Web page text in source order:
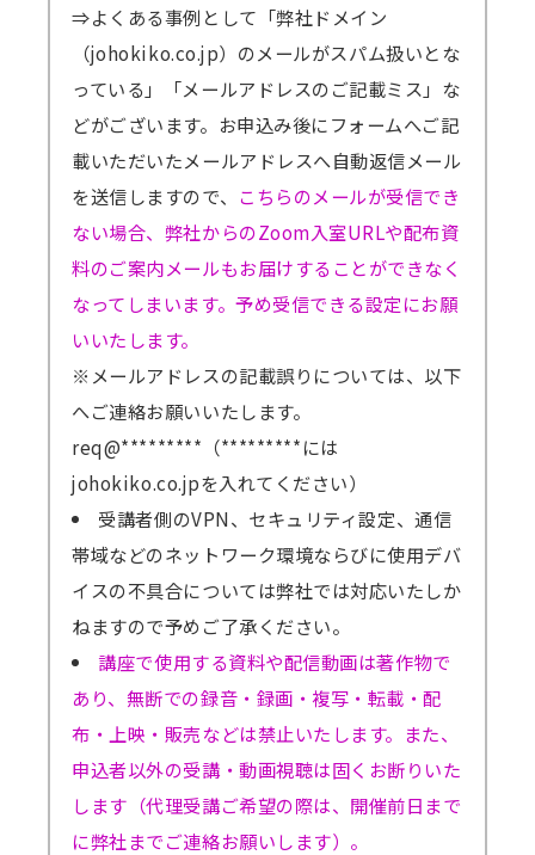
⇒よくある事例として「弊社ドメイン
（johokiko.co.jp）のメールがスパム扱いとな
っている」「メールアドレスのご記載ミス」な
どがございます。お申込み後にフォームへご記
載いただいたメールアドレスへ自動返信メール
を送信しますので、 こちらのメールが受信でき
ない場合、弊社からのZoom入室URLや配布資
料のご案内メールもお届けすることができなく
なってしまいます。予め受信できる設定にお願
いいたします。
※メールアドレスの記載誤りについては、以下
へご連絡お願いいたします。
req@*********（*********には
johokiko.co.jpを入れてください）
受講者側のVPN、セキュリティ設定、通信
帯域などのネットワーク環境ならびに使用デバ
イスの不具合については弊社では対応いたしか
ねますので予めご了承ください。
講座で使用する資料や配信動画は著作物で
あり、無断での録音・録画・複写・転載・配
布・上映・販売などは禁止いたします。また、
申込者以外の受講・動画視聴は固くお断りいた
します（代理受講ご希望の際は、開催前日まで
に弊社までご連絡お願いします）。